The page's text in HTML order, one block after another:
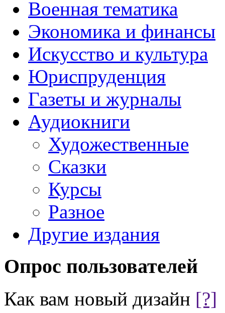
Военная тематика
Экономика и финансы
Искусство и культура
Юриспруденция
Газеты и журналы
Аудиокниги
Художественные
Сказки
Курсы
Разное
Другие издания
Опрос пользователей
Как вам новый дизайн [?]